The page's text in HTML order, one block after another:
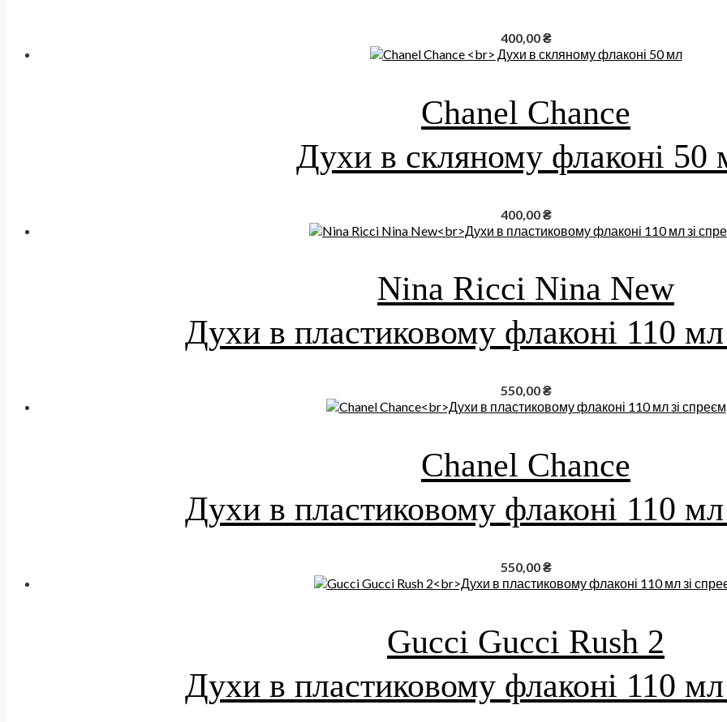
400,00₴
Chanel Chance
Духи в скляному флаконі 50
400,00₴
Nina Ricci Nina New
Духи в пластиковому флаконі 110 мл
550,00₴
Chanel Chance
Духи в пластиковому флаконі 110 мл
550,00₴
Gucci Gucci Rush 2
Духи в пластиковому флаконі 110 мл